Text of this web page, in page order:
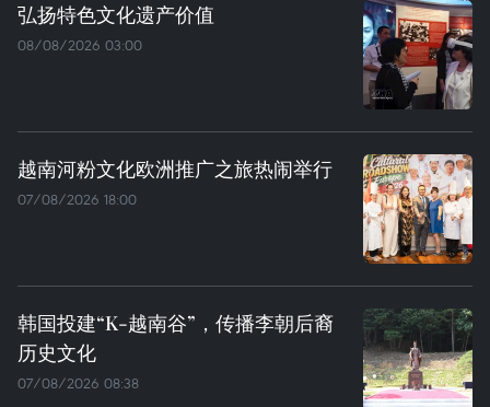
弘扬特色文化遗产价值
08/08/2026 03:00
越南河粉文化欧洲推广之旅热闹举行
07/08/2026 18:00
韩国投建“K-越南谷”，传播李朝后裔
历史文化
07/08/2026 08:38